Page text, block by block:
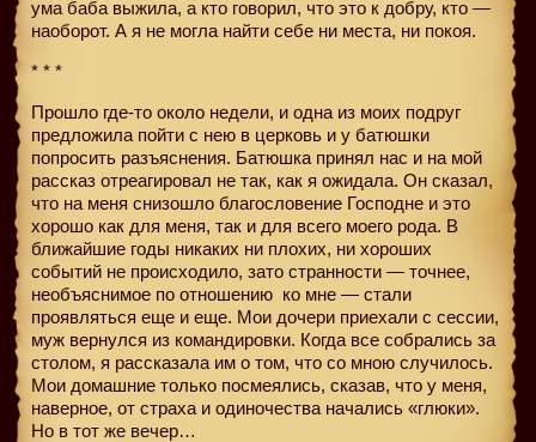
ума баба выжила, а кто говорил, что это к добру, кто —
наоборот. А я не могла найти себе ни места, ни покоя.
* * *
Прошло где-то около недели, и одна из моих подруг
предложила пойти с нею в церковь и у батюшки
попросить разъяснения. Батюшка принял нас и на мой
рассказ отреагировал не так, как я ожидала. Он сказал,
что на меня снизошло благословение Господне и это
хорошо как для меня, так и для всего моего рода. В
ближайшие годы никаких ни плохих, ни хороших
событий не происходило, зато странности — точнее,
необъяснимое по отношению ко мне — стали
проявляться еще и еще. Мои дочери приехали с сессии,
муж вернулся из командировки. Когда все собрались за
столом, я рассказала им о том, что со мною случилось.
Мои домашние только посмеялись, сказав, что у меня,
наверное, от страха и одиночества начались «глюки».
Но в тот же вечер…